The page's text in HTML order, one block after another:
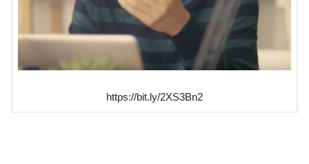
https://bit.ly/2XS3Bn2